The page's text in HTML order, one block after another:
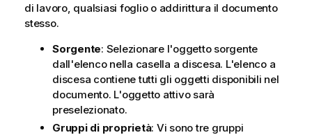
di lavoro, qualsiasi foglio o addirittura il documento
stesso.
Sorgente: Selezionare l'oggetto sorgente
dall'elenco nella casella a discesa. L'elenco a
discesa contiene tutti gli oggetti disponibili nel
documento. L'oggetto attivo sarà
preselezionato.
Gruppi di proprietà: Vi sono tre gruppi